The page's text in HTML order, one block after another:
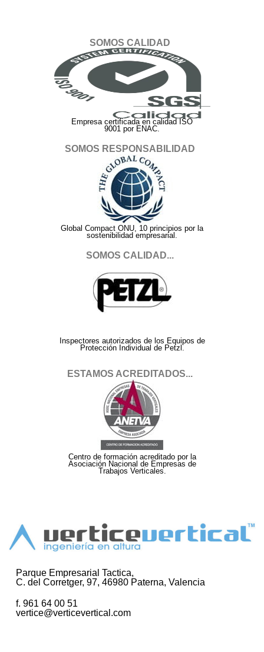
SOMOS CALIDAD
Empresa certificada en calidad ISO
9001 por ENAC.
SOMOS RESPONSABILIDAD
Global Compact ONU, 10 principios por la
sostenibilidad empresarial.
SOMOS CALIDAD...
Inspectores autorizados de los Equipos de
Protección Individual de Petzl.
ESTAMOS ACREDITADOS...
Centro de formación acreditado por la
Asociación Nacional de Empresas de
Trabajos Verticales.
Parque Empresarial Tactica,
C. del Corretger, 97, 46980 Paterna, Valencia
f. 961 64 00 51
vertice@verticevertical.com